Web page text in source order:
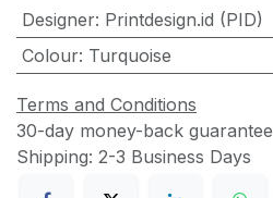
Designer: Printdesign.id (PID)
Colour: Turquoise
Terms and Conditions
30-day money-back guarantee
Shipping: 2-3 Business Days